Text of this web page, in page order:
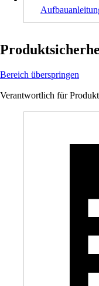
Bereich überspringen
Verantwortlich für